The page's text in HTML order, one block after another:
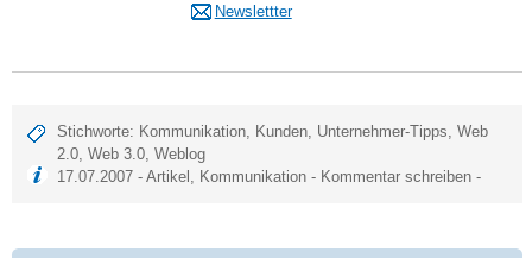
Newslettter
Stichworte: Kommunikation Kunden Unternehmer-Tipps ,Web
2.0 ,Web 3.0 ,Weblog
17.07.2007 -Artikel Kommunikation - Kommentar schreiben -